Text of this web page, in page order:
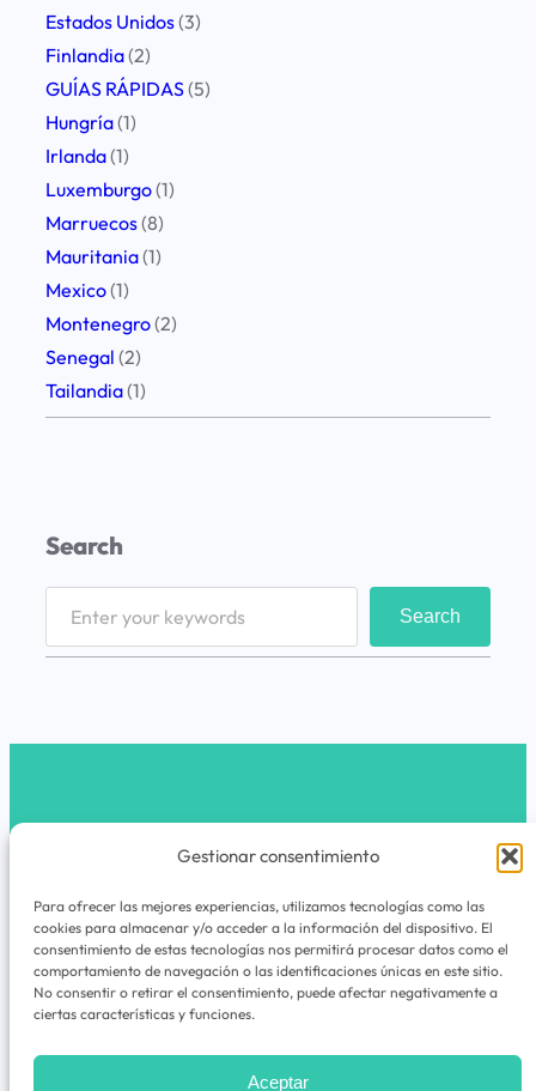
Gestionar consentimiento
Para ofrecer las mejores experiencias, utilizamos tecnologías como las
cookies para almacenar y/o acceder a la información del dispositivo. El
consentimiento de estas tecnologías nos permitirá procesar datos como el
comportamiento de navegación o las identificaciones únicas en este sitio.
No consentir o retirar el consentimiento, puede afectar negativamente a
ciertas características y funciones.
Aceptar
t
u
v
i
a
j
e
Estados Unidos(3)
Finlandia(2)
GUÍAS RÁPIDAS(5)
Hungría(1)
Irlanda(1)
Luxemburgo(1)
Marruecos(8)
Mauritania(1)
Mexico(1)
Montenegro(2)
Senegal (2)
Tailandia(1)
Search
Search
latribunomada.com
Instagram
La Tribu Nómada es un espacio de viajes,
experiencias, rutas, guías y cuadernos de
aventuras para quienes nunca dejan de